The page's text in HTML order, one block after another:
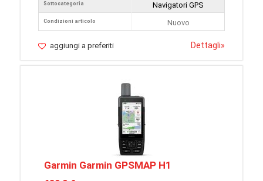
Sottocategoria
Condizioni articolo
Navigatori GPS
Nuovo
aggiungi a preferiti Dettagli»
Garmin Garmin GPSMAP H1